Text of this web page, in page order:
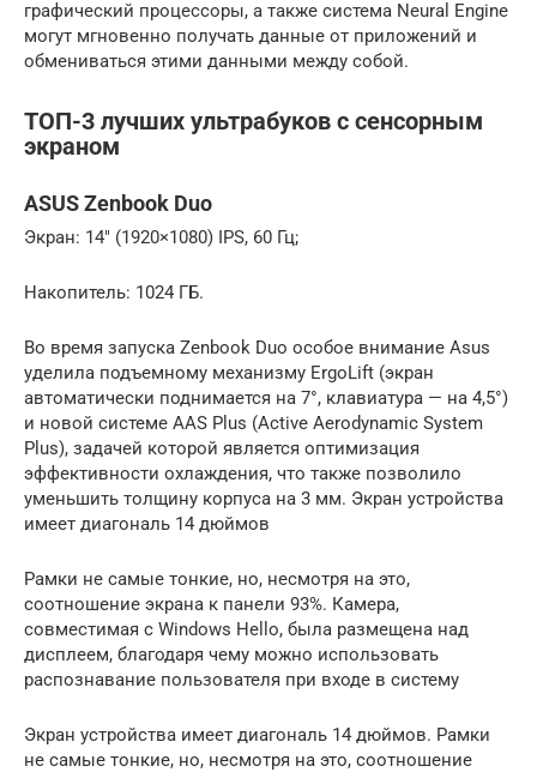
графический процессоры, а также система Neural Engine
могут мгновенно получать данные от приложений и
обмениваться этими данными между собой.
ТОП-3 лучших ультрабуков с сенсорным
экраном
ASUS Zenbook Duo
Экран: 14″ (1920×1080) IPS, 60 Гц;
Накопитель: 1024 ГБ.
Во время запуска Zenbook Duo особое внимание Asus
уделила подъемному механизму ErgoLift (экран
автоматически поднимается на 7°, клавиатура — на 4,5°)
и новой системе AAS Plus (Active Aerodynamic System
Plus), задачей которой является оптимизация
эффективности охлаждения, что также позволило
уменьшить толщину корпуса на 3 мм. Экран устройства
имеет диагональ 14 дюймов
Рамки не самые тонкие, но, несмотря на это,
соотношение экрана к панели 93%. Камера,
совместимая с Windows Hello, была размещена над
дисплеем, благодаря чему можно использовать
распознавание пользователя при входе в систему
Экран устройства имеет диагональ 14 дюймов. Рамки
не самые тонкие, но, несмотря на это, соотношение